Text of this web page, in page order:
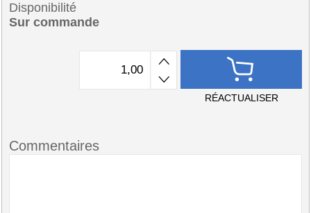
Disponibilité
Sur commande
RÉACTUALISER
Commentaires